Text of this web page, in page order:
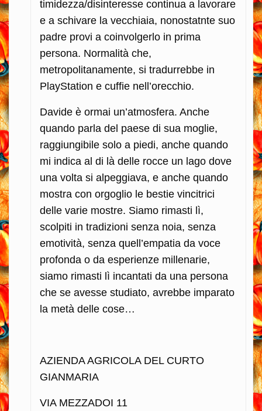
timidezza/disinteresse continua a lavorare
e a schivare la vecchiaia, nonostatnte suo
padre provi a coinvolgerlo in prima
persona. Normalità che,
metropolitanamente, si tradurrebbe in
PlayStation e cuffie nell’orecchio.
Davide è ormai un’atmosfera. Anche
quando parla del paese di sua moglie,
raggiungibile solo a piedi, anche quando
mi indica al di là delle rocce un lago dove
una volta si alpeggiava, e anche quando
mostra con orgoglio le bestie vincitrici
delle varie mostre. Siamo rimasti lì,
scolpiti in tradizioni senza noia, senza
emotività, senza quell’empatia da voce
profonda o da esperienze millenarie,
siamo rimasti lì incantati da una persona
che se avesse studiato, avrebbe imparato
la metà delle cose…
AZIENDA AGRICOLA DEL CURTO
GIANMARIA
VIA MEZZADOI 11